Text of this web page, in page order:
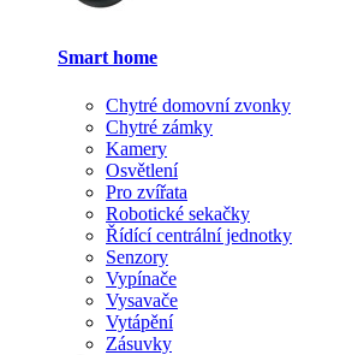
Smart home
Chytré domovní zvonky
Chytré zámky
Kamery
Osvětlení
Pro zvířata
Robotické sekačky
Řídící centrální jednotky
Senzory
Vypínače
Vysavače
Vytápění
Zásuvky